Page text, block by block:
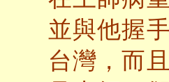
並與他握
台灣，而